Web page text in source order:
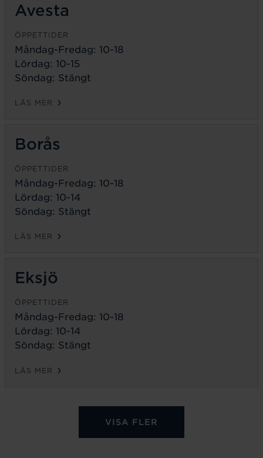
Avesta
ÖPPETTIDER
Måndag-Fredag: 10-18
Lördag: 10-15
Söndag: Stängt
LÄS MER
Borås
ÖPPETTIDER
Måndag-Fredag: 10-18
Lördag: 10-14
Söndag: Stängt
LÄS MER
Eksjö
ÖPPETTIDER
Måndag-Fredag: 10-18
Lördag: 10-14
Söndag: Stängt
LÄS MER
VISA FLER